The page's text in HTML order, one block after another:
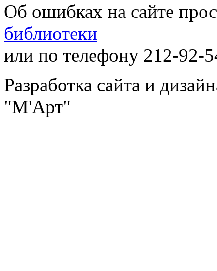
Об ошибках на сайте
библиотеки
или по телефону 212-92-
Разработка сайта и
"М'Арт"